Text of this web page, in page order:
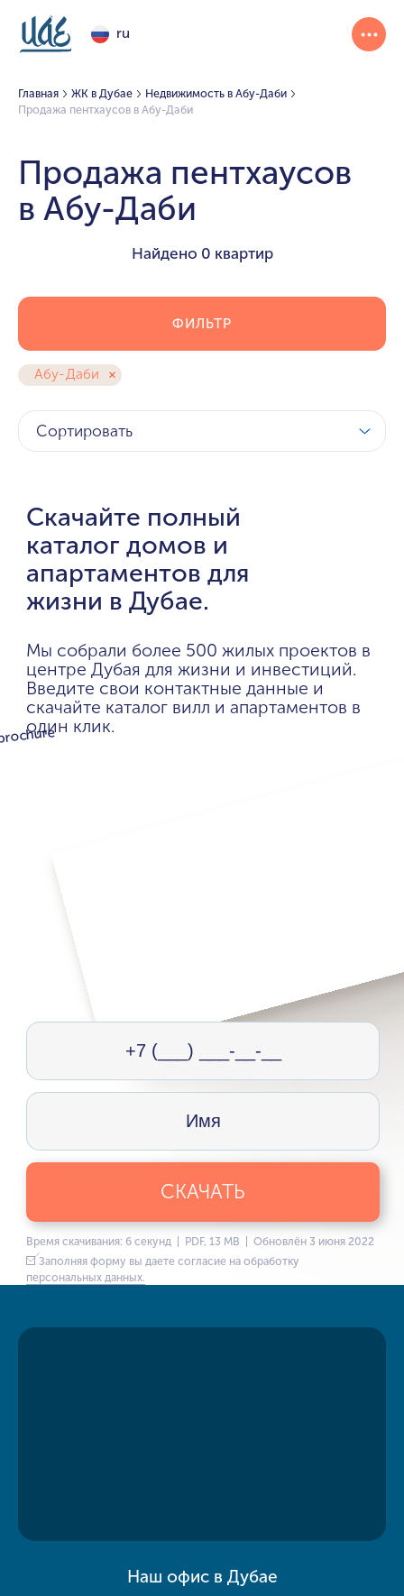
ru
Главная ЖК в Дубае
Недвижимость в Абу-Даби
Продажа пентхаусов в Абу-Даби
Продажа пентхаусов
в Абу-Даби
Найдено 0 квартир
Абу-Даби
ФИЛЬТР
Сортировать
Скачайте полный
каталог домов и
апартаментов для
жизни в Дубае.
Мы собрали более 500 жилых проектов в
центре Дубая для жизни и инвестиций.
Введите свои контактные данные и
скачайте каталог вилл и апартаментов в
один клик.
СКАЧАТЬ
Время скачивания: 6 секунд | PDF, 13 MB | Обновлён 3 июня 2022
Заполняя форму вы даете согласие на обработку
персональных данных.
Наш офис в Дубае